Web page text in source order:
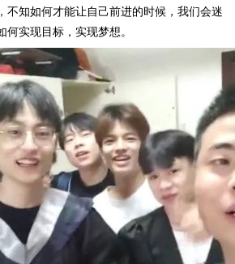
不知如何才能让自己前进的时候，我们会迷
实现目标，实现梦想。